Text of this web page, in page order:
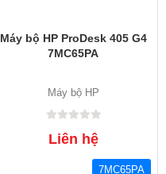
Máy bộ HP ProDesk 405 G4
7MC65PA
Máy bộ HP
Liên hệ
7MC65PA